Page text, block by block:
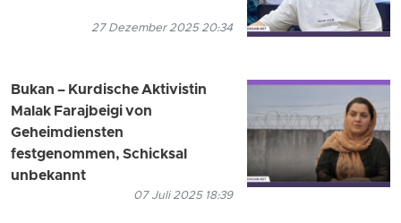
27 Dezember 2025 20:34
Bukan – Kurdische Aktivistin
Malak Farajbeigi von
Geheimdiensten
festgenommen, Schicksal
unbekannt
07 Juli 2025 18:39